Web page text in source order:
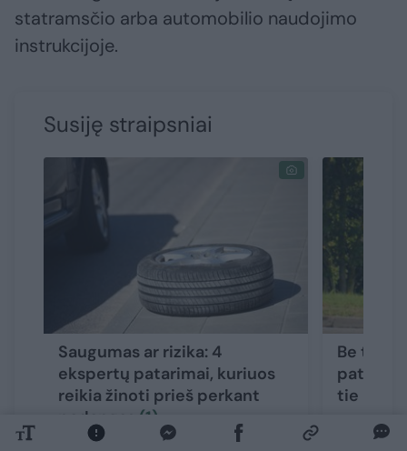
statramsčio arba automobilio naudojimo
instrukcijoje.
Susiję straipsniai
Saugumas ar rizika: 4
ekspertų patarimai, kuriuos
reikia žinoti prieš perkant
padangas (1)
Be
patys to
tie